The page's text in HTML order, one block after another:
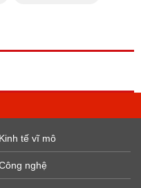
Kinh tế vĩ mô
nghệ